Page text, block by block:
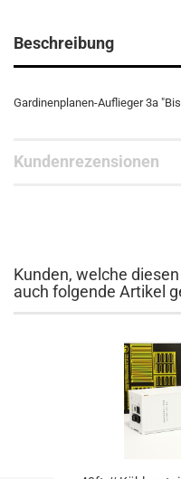
Beschreibung
Gardinenplanen-Auflieger 3a
Kundenrezensionen
Kunden, welche
auch folgende Artikel